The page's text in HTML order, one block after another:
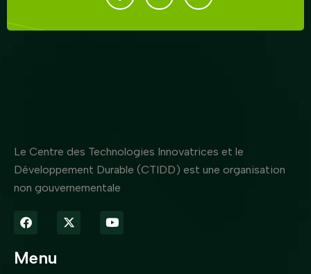
Le Centre des Technologies Innovatrices et le
Développement Durable (CTIDD) est une organisation
non gouvernementale
Menu